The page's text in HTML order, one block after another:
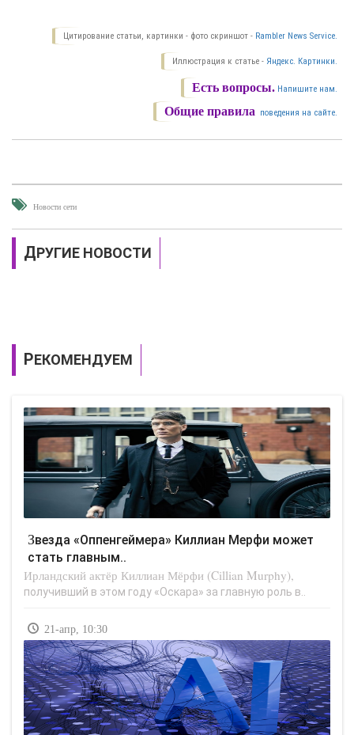
Цитирование статьи, картинки - фото скриншот - Rambler News Service.
Иллюстрация к статье - Яндекс. Картинки.
Есть вопросы. Напишите нам.
Общие правила поведения на сайте.
Новости сети
ДРУГИЕ НОВОСТИ
РЕКОМЕНДУЕМ
Звезда «Оппенгеймера» Киллиан Мерфи может
стать главным..
Ирландский актёр Киллиан Мёрфи (Cillian Murphy),
получивший в этом году «Оскара» за главную роль в..
21-апр, 10:30